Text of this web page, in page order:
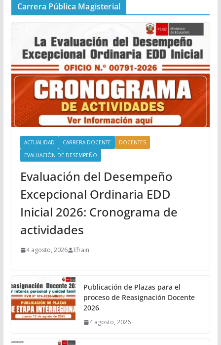
Carrera Pública Magisterial
ACTUALIDAD CARRERA DOCENTE
DOCENTES
EVALUACIÓN DE DESEMPEÑO
Evaluación del Desempeño
Excepcional Ordinaria EDD
Inicial 2026: Cronograma de
actividades
4 agosto, 2026 Efrain
Publicación de Plazas para el
proceso de Reasignación Docente
2026
4 agosto, 2026